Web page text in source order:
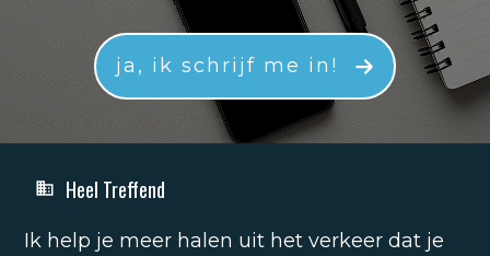
ja, ik schrijf me in!
Heel Treffend
Ik help je meer halen uit het verkeer dat je